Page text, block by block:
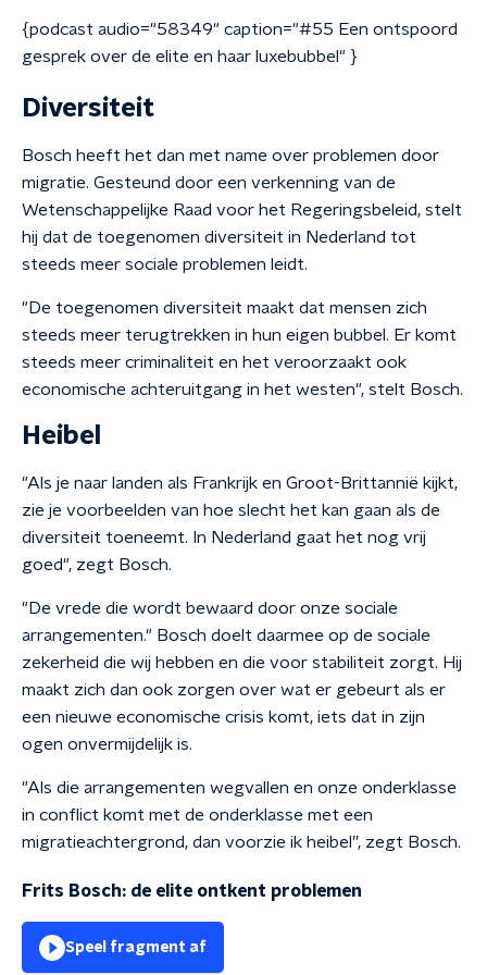
{podcast audio="58349" caption="#55 Een ontspoord
gesprek over de elite en haar luxebubbel" }
Diversiteit
Bosch heeft het dan met name over problemen door
migratie. Gesteund door een verkenning van de
Wetenschappelijke Raad voor het Regeringsbeleid, stelt
hij dat de toegenomen diversiteit in Nederland tot
steeds meer sociale problemen leidt.
"De toegenomen diversiteit maakt dat mensen zich
steeds meer terugtrekken in hun eigen bubbel. Er komt
steeds meer criminaliteit en het veroorzaakt ook
economische achteruitgang in het westen", stelt Bosch.
Heibel
"Als je naar landen als Frankrijk en Groot-Brittannië kijkt,
zie je voorbeelden van hoe slecht het kan gaan als de
diversiteit toeneemt. In Nederland gaat het nog vrij
goed", zegt Bosch.
"De vrede die wordt bewaard door onze sociale
arrangementen." Bosch doelt daarmee op de sociale
zekerheid die wij hebben en die voor stabiliteit zorgt. Hij
maakt zich dan ook zorgen over wat er gebeurt als er
een nieuwe economische crisis komt, iets dat in zijn
ogen onvermijdelijk is.
"Als die arrangementen wegvallen en onze onderklasse
in conflict komt met de onderklasse met een
migratieachtergrond, dan voorzie ik heibel”, zegt Bosch.
Frits Bosch: de elite ontkent problemen
Speel fragment af